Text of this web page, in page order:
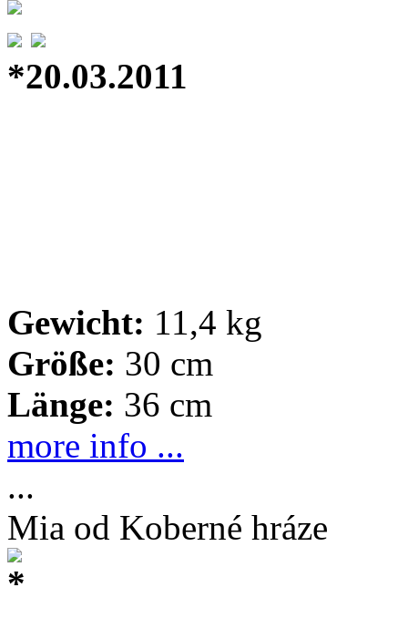
*20.03.2011
Gewicht: 11,4 kg
Größe: 30 cm
Länge: 36 cm
more info ...
...
Mia od Koberné hráze
*